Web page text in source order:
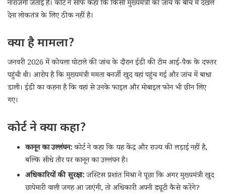
नाराजगी जताई है। कोर्ट ने साफ कहा कि किसी मुख्यमंत्री का जांच के बीच में दखल
देना लोकतंत्र के लिए ठीक नहीं है।
क्या है मामला?
जनवरी 2026 में कोयला घोटाले की जांच के दौरान ईडी की टीम आई-पैक के दफ्तर
पहुंची थी। आरोप है कि मुख्यमंत्री ममता बनर्जी खुद वहां पहुंच गईं और जांच में बाधा
डाली। ईडी का कहना है कि वहां से उनके फाइल और मोबाइल फोन भी छीन लिए
गए।
कोर्ट ने क्या कहा?
कानून का उल्लंघन:कोर्ट ने कहा कि यह केंद्र और राज्य की लड़ाई नहीं है,
बल्कि सीधे तौर पर कानून का उल्लंघन है।
अधिकारियों की सुरक्षा:जस्टिस प्रशांत मिश्रा ने पूछा कि अगर मुख्यमंत्री खुद
छापेमारी वाली जगह आ जाएंगी, तो अधिकारी अपनी ड्यूटी कैसे करेंगे?